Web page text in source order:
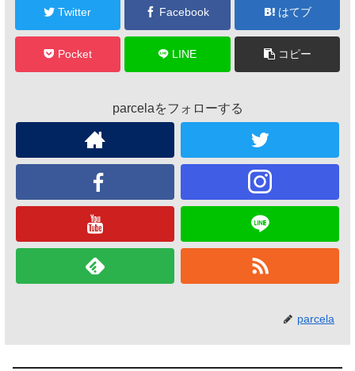
Twitter Facebook はてブ
Pocket LINE コピー
parcelaをフォローする
parcela